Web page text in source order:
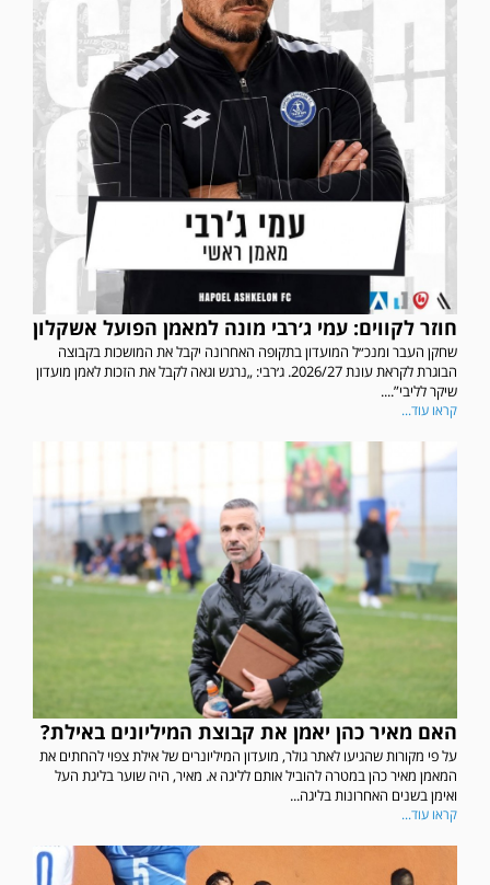
חוזר לקווים: עמי ג׳רבי מונה למאמן הפועל אשקלון
שחקן העבר ומנכ״ל המועדון בתקופה האחרונה יקבל את המושכות בקבוצה
הבוגרת לקראת עונת 2026/27. ג׳רבי: „נרגש וגאה לקבל את הזכות לאמן מועדון
שיקר לליבי”....
קראו עוד...
האם מאיר כהן יאמן את קבוצת המיליונים באילת?
על פי מקורות שהגיעו לאתר גולר, מועדון המיליונרים של אילת צפוי להחתים את
המאמן מאיר כהן במטרה להוביל אותם לליגה א. מאיר, היה שוער בליגת העל
ואימן בשנים האחרונות בליגה...
קראו עוד...